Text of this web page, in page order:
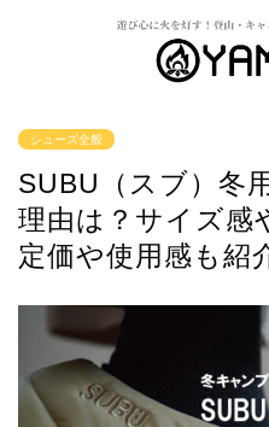
シューズ全般
SUBU（スブ）冬
理由は？サイズ感
定価や使用感も紹